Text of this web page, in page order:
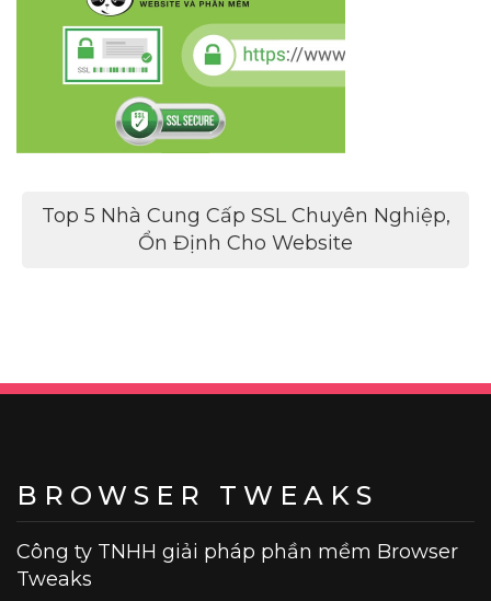
Điều
hướng
Top 5 Nhà Cung Cấp SSL Chuyên Nghiệp,
Ổn Định Cho Website
BROWSER TWEAKS
Công ty TNHH giải pháp phần mềm Browser
Tweaks